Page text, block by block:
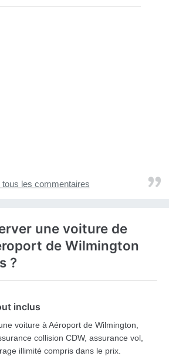
tous les commentaires
une voiture de
de Wilmington
?
inclus
voiture à Aéroport de Wilmington,
collision CDW, assurance vol,
illimité compris dans le prix.